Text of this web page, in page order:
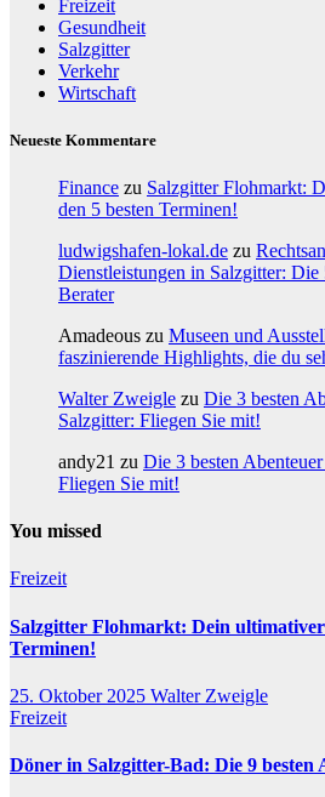
Freizeit
Gesundheit
Salzgitter
Verkehr
Wirtschaft
Neueste Kommentare
Finance zu Salzgitter Flohmarkt:
den 5 besten Terminen!
ludwigshafen-lokal.de zu
Dienstleistungen in Salzgitter: Die
Berater
Amadeous zu Museen und
faszinierende Highlights, die du
Walter Zweigle zu Die 3 besten
Salzgitter: Fliegen Sie mit!
andy21 zu Die 3 besten
Fliegen Sie mit!
You missed
Freizeit
Salzgitter Flohmarkt: Dein ultimativer
Terminen!
25. Oktober 2025 Walter Zweigle
Freizeit
Döner in Salzgitter-Bad: Die 9 besten